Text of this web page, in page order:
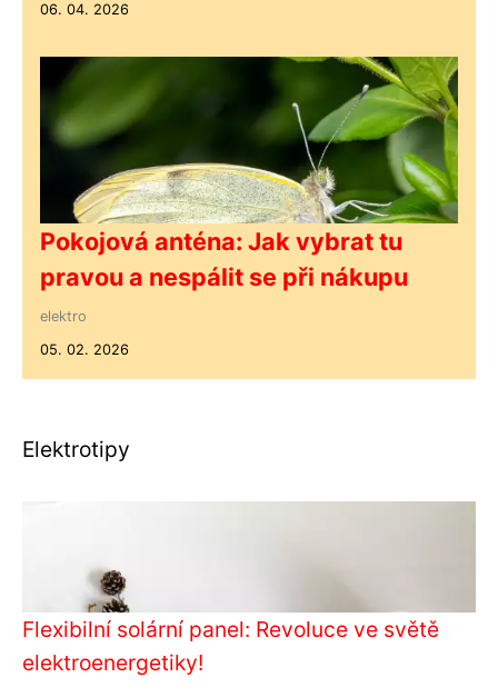
06. 04. 2026
Pokojová anténa: Jak vybrat tu
pravou a nespálit se při nákupu
elektro
05. 02. 2026
Elektrotipy
Flexibilní solární panel: Revoluce ve světě
elektroenergetiky!